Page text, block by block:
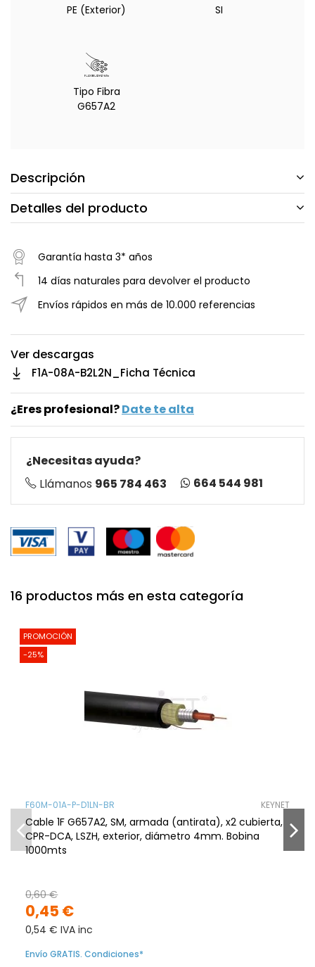
PE (Exterior)
SI
Tipo Fibra
G657A2
Descripción
Detalles del producto
Garantía hasta 3* años
14 días naturales para devolver el producto
Envíos rápidos en más de 10.000 referencias
Ver descargas
F1A-08A-B2L2N_Ficha Técnica
¿Eres profesional?Date te alta
¿Necesitas ayuda?
Llámanos 965 784 463 664 544 981
16 productos más en esta categoría
PROMOCIÓN
-25%
F60M-01A-P-D1LN-BR KEYNET
Cable 1F G657A2, SM, armada (antirata), x2 cubierta,
CPR-DCA, LSZH, exterior, diámetro 4mm. Bobina
1000mts
0,45 €
0,60 €
0,54 € IVA inc
Envío GRATIS. Condiciones*